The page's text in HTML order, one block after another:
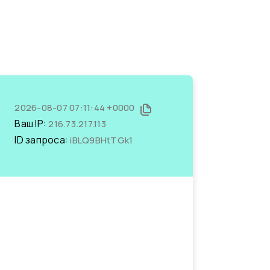
2026-08-07 07:11:44 +0000
Ваш IP:216.73.217.113
ID запроса:iBLQ9BHtTGk1